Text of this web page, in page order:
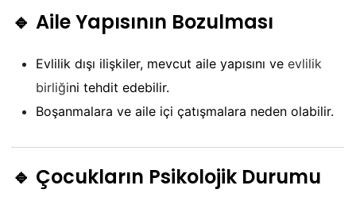
🔹 Aile Yapısının Bozulması
Evlilik dışı ilişkiler, mevcut aile yapısını ve evlilik
birliğini tehdit edebilir.
Boşanmalara ve aile içi çatışmalara neden olabilir.
🔹 Çocukların Psikolojik Durumu